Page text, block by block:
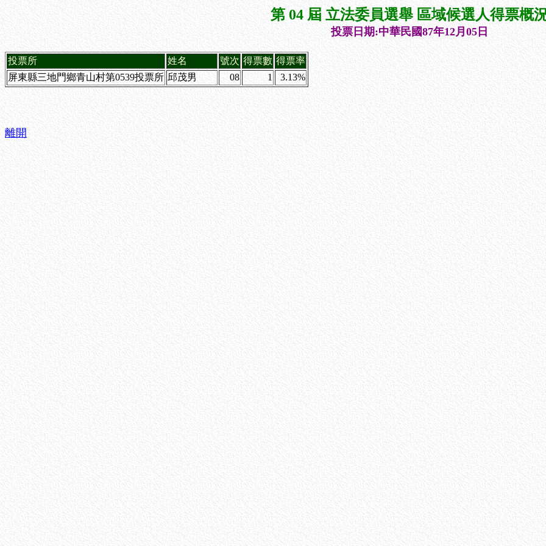
第 04 屆 立法委員選舉 區域候選人得票概
投票日期:中華民國87年12月05日
投票所 姓名 號次 得票數 得票率
屏東縣三地門鄉青山村第0539投票所 邱茂男 08 1 3.13%
離開